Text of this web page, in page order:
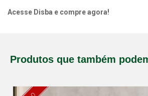
Acesse Disba e compre agora!
Produtos que também